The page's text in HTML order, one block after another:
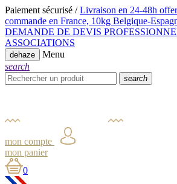
Paiement sécurisé / Livraison en 24-48h
commande en France, 10kg Belgique-
DEMANDE DE DEVIS
ASSOCIATIONS
dehaze
Menu
search
search
mon compte
mon panier
0